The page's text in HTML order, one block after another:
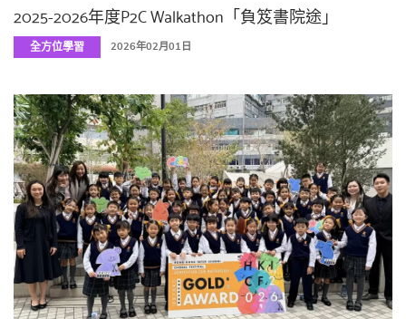
2025-2026年度P2C Walkathon「負笈書院途」
全方位學習 2026年02月01日